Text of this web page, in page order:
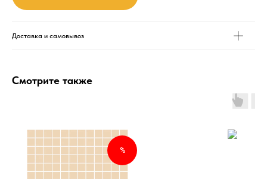
Доставка и самовывоз
Смотрите также
%